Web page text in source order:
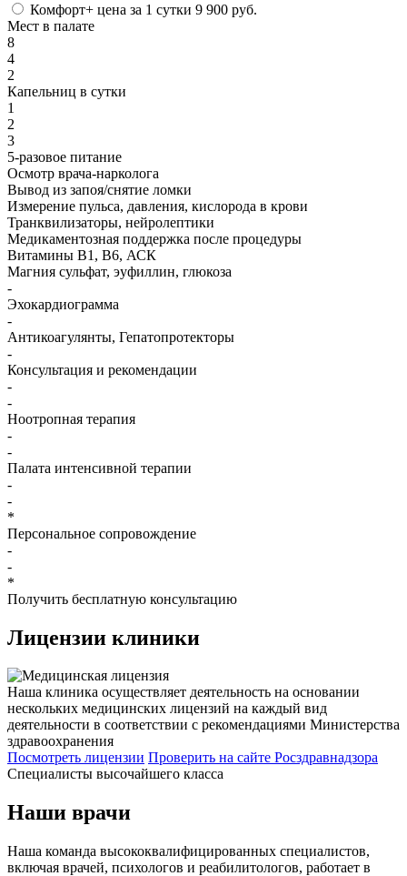
Комфорт+ цена за 1 сутки 9 900 руб.
Мест в палате
8
4
2
Капельниц в сутки
1
2
3
5-разовое питание
Осмотр врача-нарколога
Вывод из запоя/снятие ломки
Измерение пульса, давления, кислорода в крови
Транквилизаторы, нейролептики
Медикаментозная поддержка после процедуры
Витамины B1, B6, АСК
Магния сульфат, эуфиллин, глюкоза
-
Эхокардиограмма
-
Антикоагулянты, Гепатопротекторы
-
Консультация и рекомендации
-
-
Ноотропная терапия
-
-
Палата интенсивной терапии
-
-
*
Персональное сопровождение
-
-
*
Получить бесплатную консультацию
Лицензии клиники
Наша клиника осуществляет деятельность на основании
нескольких медицинских лицензий на каждый вид
деятельности в соответствии с рекомендациями Министерства
здравоохранения
Посмотреть лицензии Проверить на сайте Росздравнадзора
Специалисты высочайшего класса
Наши врачи
Наша команда высококвалифицированных специалистов,
включая врачей, психологов и реабилитологов, работает в